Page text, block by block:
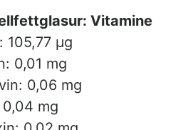
Vitamine
105,77 µg
0,01 mg
0,06 mg
mg